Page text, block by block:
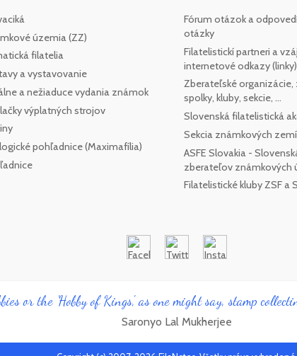
územia (ZZ)
filatelia
a vystavovanie
a nežiaduce vydania známok
výplatných strojov
pohľadnice (Maximafília)
Fórum otázok a
otázky
Filatelistickí partneri a
internetové odkazy (linky)
Zberateľské organizácie,
spolky, kluby, sekcie, ...
Slovenská filatelistická
Sekcia známkových zemí
ASFE Slovakia -
zberateľov známkových
Filatelistické kluby ZSF a
or the 'Hobby of Kings', as one might say, stamp
Saronyo Lal Mukherjee